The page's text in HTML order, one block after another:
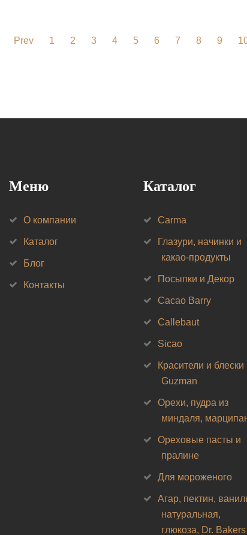
Prev 1 2 3 4 5 6 7 8 9
Меню
О компании
Каталог
Блог
Контакты
Каталог
Carma
Глазури, начинки и
какао-продукты
Посыпки и Декор
Cacao Barry
Callebaut
Sicao
Красители и блески
Guzman
Орехи, пудра из
миндаля,
Ореховые пасты и
пралине
Для мороженого
Агар, пектин,
натуральная,
глюкоза, Dr. Bakers